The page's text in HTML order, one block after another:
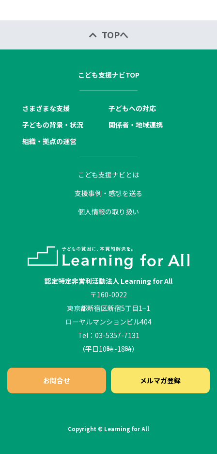
TOPへ
こども支援ナビTOP
さまざまな支援
子どもへの対応
子どもの背景・状況
関係者・地域連携
組織・拠点の運営
こども支援ナビとは
支援事例・感想を送る
個人情報の取り扱い
認定特定非営利活動法人 Learning for All
〒160-0022
東京都新宿区新宿5丁目1−1
ローヤルマンションビル404
Tel：03-5357-7131
（平日10時~18時）
お問合せ メルマガ登録
Copyright © Learning for All